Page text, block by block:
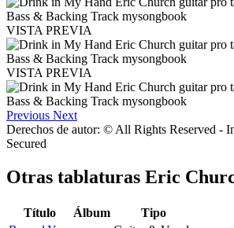
VISTA PREVIA
VISTA PREVIA
Previous Next
Derechos de autor: © All Rights Reserved -
Secured
Otras tablaturas Eric
Título Álbum
Tipo